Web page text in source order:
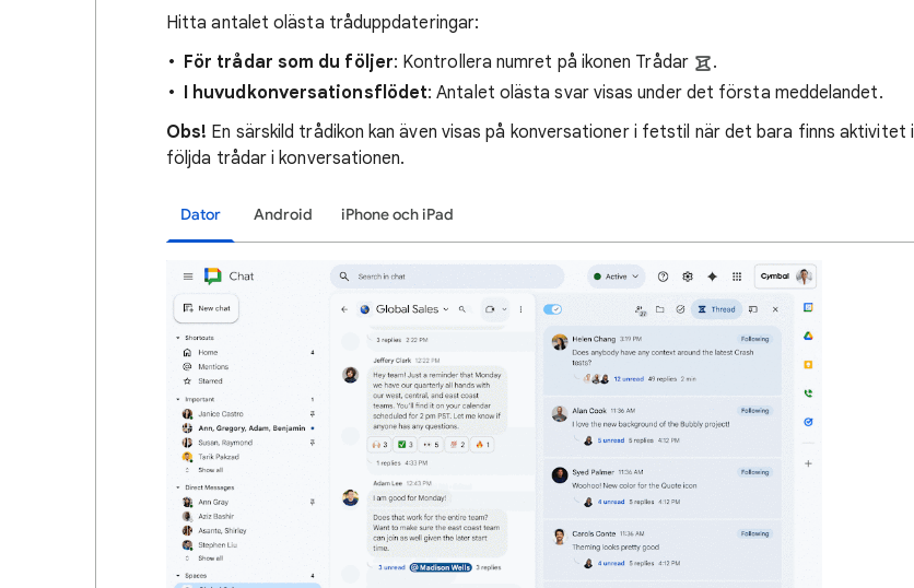
Hitta antalet olästa tråduppdateringar:
För trådar som du följer: Kontrollera numret på ikonen Trådar
.
I huvudkonversationsflödet: Antalet olästa svar visas under det första meddelandet.
Obs! En särskild trådikon kan även visas på konversationer i fetstil när det bara finns aktivitet i
följda trådar i konversationen.
Dator Android iPhone och iPad